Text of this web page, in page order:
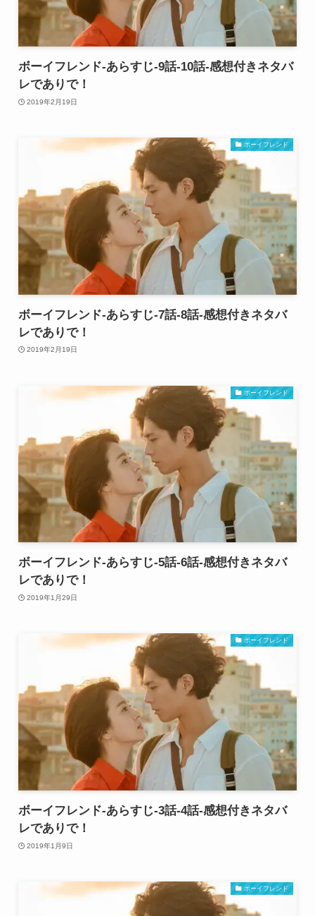
ボーイフレンド-あらすじ-9話-10話-感想付きネタバ
レでありで！
2019年2月19日
ボーイフレンド
ボーイフレンド-あらすじ-7話-8話-感想付きネタバ
レでありで！
2019年2月19日
ボーイフレンド
ボーイフレンド-あらすじ-5話-6話-感想付きネタバ
レでありで！
2019年1月29日
ボーイフレンド
ボーイフレンド-あらすじ-3話-4話-感想付きネタバ
レでありで！
2019年1月9日
ボーイフレンド